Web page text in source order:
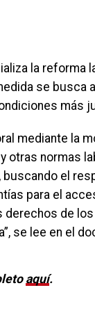
la reforma
se busca
más
mediante la
otras normas
el
para el
de
se lee en el
aquí.